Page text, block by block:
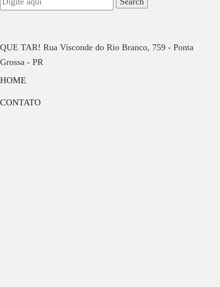
QUE TAR! Rua Visconde do Rio Branco, 759 - Ponta
Grossa - PR
HOME
CONTATO